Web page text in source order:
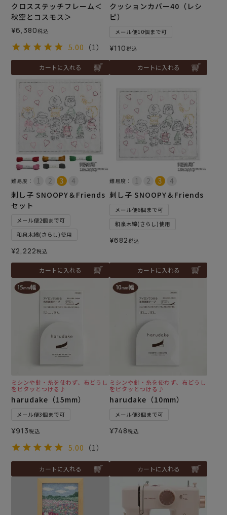
クロスステッチフレーム＜
秋空とコスモス＞
¥6,380税込
5.00 （1）
カートに入れる
クッションカバー40（レシ
ピ）
メール便10個まで可
¥110税込
カートに入れる
難易度：
刺し子 SNOOPY＆Friends
セット
メール便2個まで可
和泉木綿(さらし)使用
¥2,222税込
カートに入れる
難易度：
刺し子 SNOOPY＆Friends
メール便6個まで可
和泉木綿(さらし)使用
¥682税込
カートに入れる
ミシンや針・糸を使わず、布どうし
をピタッとつける♪
harudake（15mm）
メール便3個まで可
¥913税込
5.00 （1）
カートに入れる
ミシンや針・糸を使わず、布どうし
をピタッとつける♪
harudake（10mm）
メール便3個まで可
¥748税込
カートに入れる